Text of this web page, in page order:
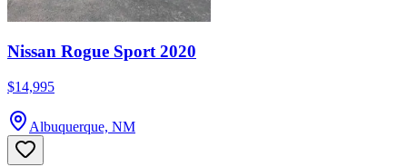
Nissan Rogue Sport 2020
$14,995
Albuquerque, NM